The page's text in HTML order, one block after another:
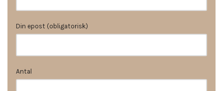
Din epost (obligatorisk)
Antal